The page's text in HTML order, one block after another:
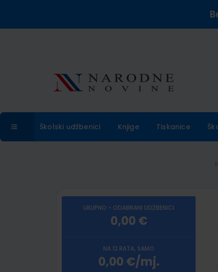
Školski udžbenici Knjige Tiskanice
UKUPNO - ODABRANI UDŽBENICI
0,00 €
NA 12 RATA, SAMO
0,00 €/mj.